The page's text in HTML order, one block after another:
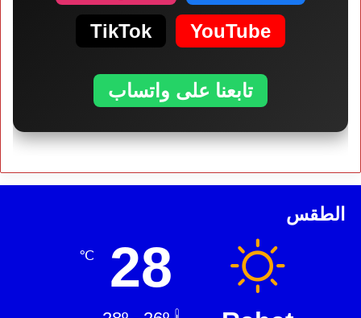
YouTube
TikTok
تابعنا على واتساب
الطقس
28
℃